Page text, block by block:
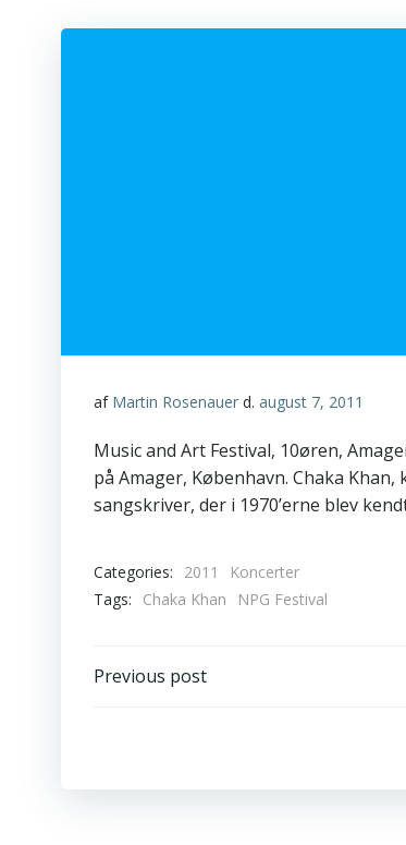
af Martin Rosenauer d. august 7, 2011
Music and Art Festival, 10øren,
på Amager, København. Chaka
sangskriver, der i 1970’erne blev
Categories: 2011
Koncerter
Tags:
Chaka Khan NPG Festival
Post
Previous post